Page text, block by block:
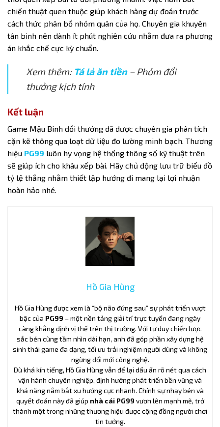
chiến thuật quen thuộc giúp khách hàng dự đoán trước
cách thức phân bổ nhóm quân của họ. Chuyên gia khuyên
tân binh nên dành ít phút nghiên cứu nhằm đưa ra phương
án khắc chế cực kỳ chuẩn.
Xem thêm: Tá lả ăn tiền– Phỏm đổi
thưởng kịch tính
Kết luận
Game Mậu Binh đổi thưởng đã được chuyên gia phân tích
cặn kẽ thông qua loạt dữ liệu đo lường minh bạch. Thương
hiệu PG99 luôn hy vọng hệ thống thông số kỹ thuật trên
sẽ giúp ích cho khâu xếp bài. Hãy chủ động lưu trữ biểu đồ
tỷ lệ thắng nhằm thiết lập hướng đi mang lại lợi nhuận
hoàn hảo nhé.
Hồ Gia Hùng
Hồ Gia Hùng được xem là “bộ não đứng sau” sự phát triển vượt
bậc của PG99 – một nền tảng giải trí trực tuyến đang ngày
càng khẳng định vị thế trên thị trường. Với tư duy chiến lược
sắc bén cùng tầm nhìn dài hạn, anh đã góp phần xây dựng hệ
sinh thái game đa dạng, tối ưu trải nghiệm người dùng và không
ngừng đổi mới công nghệ.
Dù khá kín tiếng, Hồ Gia Hùng vẫn để lại dấu ấn rõ nét qua cách
vận hành chuyên nghiệp, định hướng phát triển bền vững và
khả năng nắm bắt xu hướng cực nhanh. Chính sự nhạy bén và
quyết đoán này đã giúp nhà cái PG99 vươn lên mạnh mẽ, trở
thành một trong những thương hiệu được cộng đồng người chơi
tin tưởng.